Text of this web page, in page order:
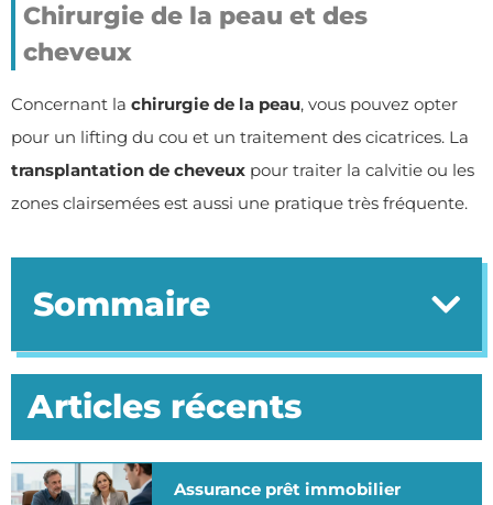
Chirurgie de la peau et des
cheveux
Concernant la chirurgie de la peau, vous pouvez opter
pour un lifting du cou et un traitement des cicatrices. La
transplantation de cheveux pour traiter la calvitie ou les
zones clairsemées est aussi une pratique très fréquente.
Sommaire
Articles récents
Assurance prêt immobilier